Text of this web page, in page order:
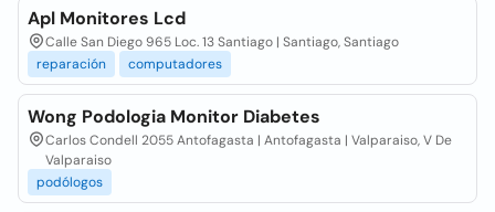
Apl Monitores Lcd
Calle San Diego 965 Loc. 13 Santiago | Santiago, Santiago
reparación
computadores
Wong Podologia Monitor Diabetes
Carlos Condell 2055 Antofagasta | Antofagasta | Valparaiso, V De
Valparaiso
podólogos